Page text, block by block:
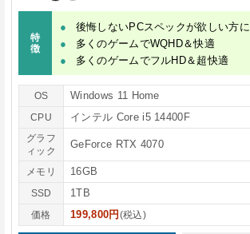
特
徴
後悔しないPCスペックが欲しい方に
多くのゲームでWQHD＆快適
多くのゲームでフルHD＆超快適
OS Windows 11 Home
CPU インテル Core i5 14400F
グラフ
ィック
GeForce RTX 4070
メモリ 16GB
SSD 1TB
価格 199,800円 (税込)